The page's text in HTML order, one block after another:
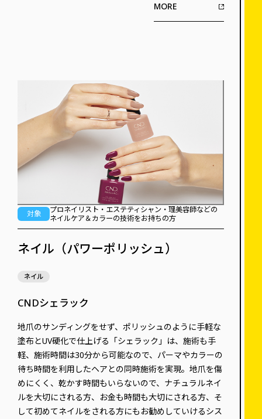
MORE
対象
プロネイリスト・エステティシャン・理美容師などの
ネイルケア＆カラーの技術をお持ちの方
ネイル（パワーポリッシュ）
ネイル
CNDシェラック
地爪のサンディングをせず、ポリッシュのように手軽な
塗布とUV硬化で仕上げる「シェラック」は、施術も手
軽、施術時間は30分から可能なので、パーマやカラーの
待ち時間を利用したヘアとの同時施術を実現。地爪を傷
めにくく、乾かす時間もいらないので、ナチュラルネイ
ルを大切にされる方、お金も時間も大切にされる方、そ
して初めてネイルをされる方にもお勧めしていけるシス